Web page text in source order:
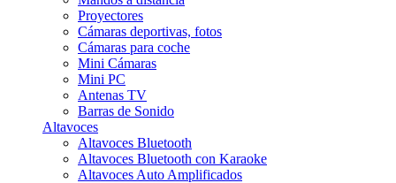
Proyectores
Cámaras deportivas, fotos
Cámaras para coche
Mini Cámaras
Mini PC
Antenas TV
Barras de Sonido
Altavoces
Altavoces Bluetooth
Altavoces Bluetooth con Karaoke
Altavoces Auto Amplificados